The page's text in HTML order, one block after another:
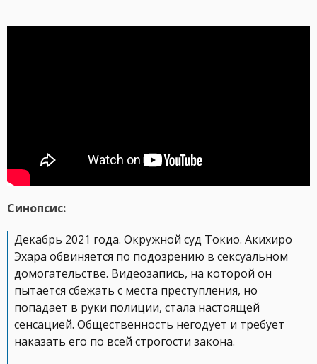
Синопсис:
Декабрь 2021 года. Окружной суд Токио. Акихиро
Эхара обвиняется по подозрению в сексуальном
домогательстве. Видеозапись, на которой он
пытается сбежать с места преступления, но
попадает в руки полиции, стала настоящей
сенсацией. Общественность негодует и требует
наказать его по всей строгости закона.